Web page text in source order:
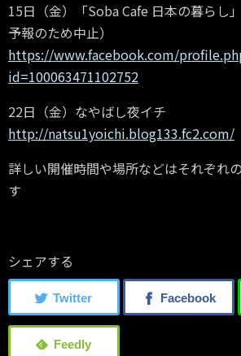
15日（金）「Soba Cafe 日本の暮らし
予報のため中止）
https://www.facebook.com/
id=100063471102752
22日（金）なやばし夜イチ
http://natsu1yoichi.blog133.fc2.com/
詳しい開催時間や場所などはそれぞれ
す
シェアする